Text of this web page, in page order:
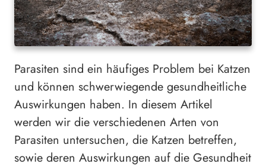
Parasiten sind ein häufiges Problem bei Katzen
und können schwerwiegende gesundheitliche
Auswirkungen haben. In diesem Artikel
werden wir die verschiedenen Arten von
Parasiten untersuchen, die Katzen betreffen,
sowie deren Auswirkungen auf die Gesundheit